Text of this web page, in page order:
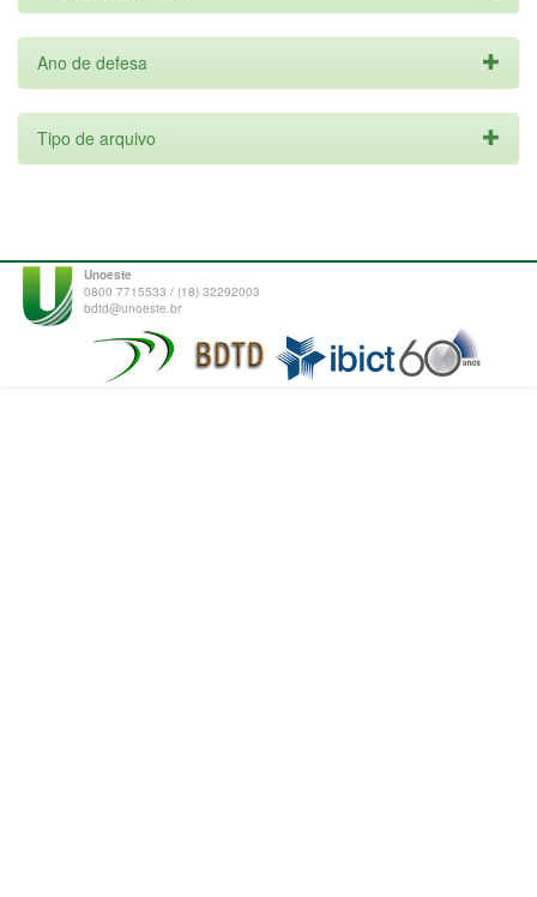
Ano de defesa
Tipo de arquivo
Unoeste
0800 7715533 / (18) 32292003
bdtd@unoeste.br